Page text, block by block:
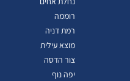
רוממה
רמת דניה
מוצא עילית
צור הדסה
יפה נוף